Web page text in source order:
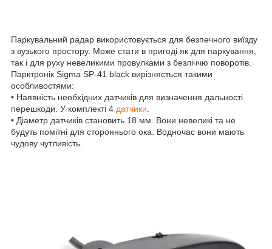
Паркувальний радар використовується для безпечного виїзду
з вузького простору. Може стати в пригоді як для паркування,
так і для руху невеликими провулками з безліччю поворотів.
Парктронік Sigma SP-41 black вирізняється такими
особливостями:
• Наявність необхідних датчиків для визначення дальності
перешкоди. У комплекті 4 датчики
• Діаметр датчиків становить 18 мм. Вони невеликі та не
будуть помітні для стороннього ока. Водночас вони мають
чудову чутливість.